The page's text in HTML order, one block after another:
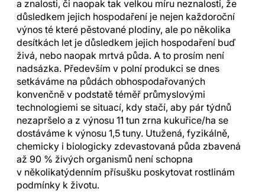
a znalosti, či naopak tak velkou míru neznalosti, že
důsledkem jejich hospodaření je nejen každoroční
výnos té které pěstované plodiny, ale po několika
desítkách let je důsledkem jejich hospodaření buď
živá, nebo naopak mrtvá půda. A to prosím není
nadsázka. Především v polní produkci se dnes
setkáváme na půdách obhospodařovaných
konvenčně v podstatě téměř průmyslovými
technologiemi se situací, kdy stačí, aby pár týdnů
nezapršelo a z výnosu 11 tun zrna kukuřice/ha se
dostáváme k výnosu 1,5 tuny. Utužená, fyzikálně,
chemicky i biologicky zdevastovaná půda zbavená
až 90 % živých organismů není schopna
v několikatýdenním přísušku poskytovat rostlinám
podmínky k životu.